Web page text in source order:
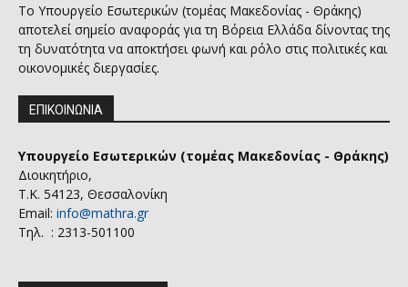
Το Υπουργείο Εσωτερικών (τομέας Μακεδονίας - Θράκης)
αποτελεί σημείο αναφοράς για τη Βόρεια Ελλάδα δίνοντας της
τη δυνατότητα να αποκτήσει φωνή και ρόλο στις πολιτικές και
οικονομικές διεργασίες.
ΕΠΙΚΟΙΝΩΝΙΑ
Υπουργείο Εσωτερικών (τομέας Μακεδονίας - Θράκης)
Διοικητήριο,
Τ.Κ. 54123, Θεσσαλονίκη
Email: info@mathra.gr
Τηλ. : 2313-501100